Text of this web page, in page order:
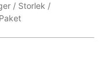
/ Storlek /